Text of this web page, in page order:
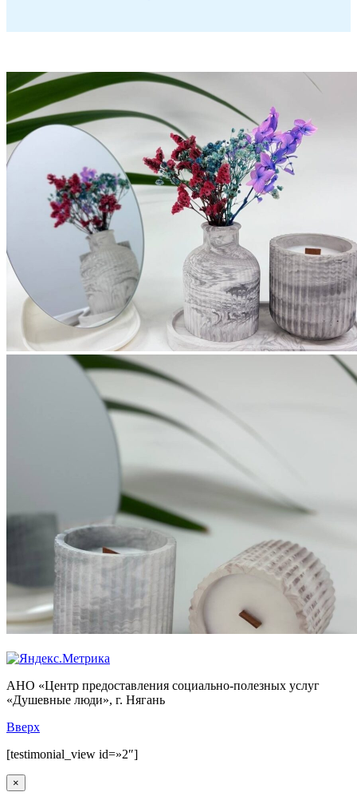
АНО «Центр предоставления социально-полезных услуг
«Душевные люди», г. Нягань
Вверх
[testimonial_view id=»2″]
×